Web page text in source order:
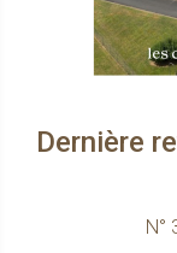
Dernière
N°